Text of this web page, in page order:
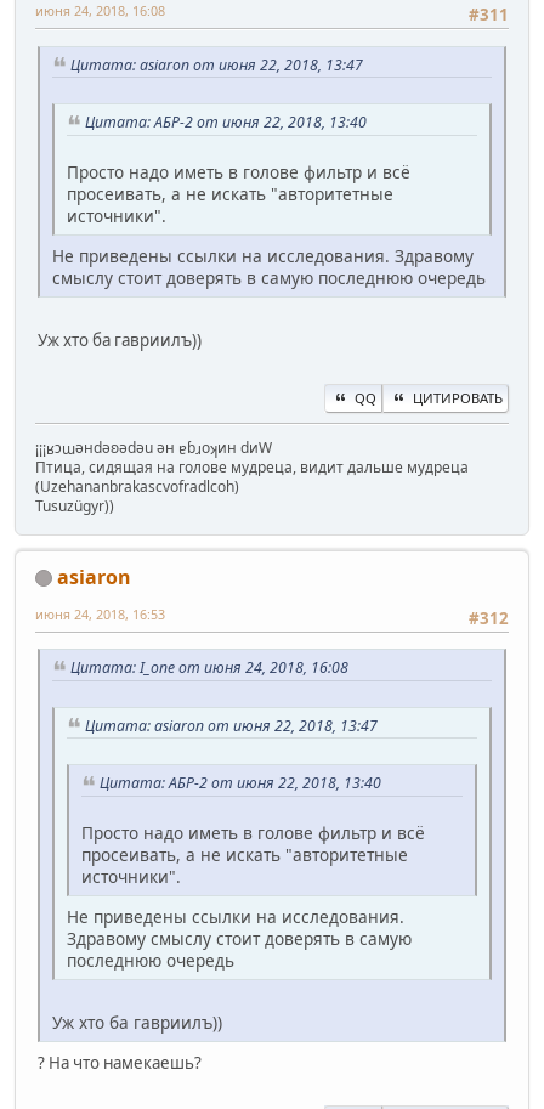
#311
июня 24, 2018, 16:08
Цитата: asiaron от июня 22, 2018, 13:47
Цитата: АБР-2 от июня 22, 2018, 13:40
Просто надо иметь в голове фильтр и всё
просеивать, а не искать "авторитетные
источники".
Не приведены ссылки на исследования. Здравому
смыслу стоит доверять в самую последнюю очередь
Уж хто ба гавриилъ))
QQ ЦИТИРОВАТЬ
¡¡¡ʁɔɯǝнdǝʚǝdǝu ǝн ɐɓɹoʞин dиW
Птица, сидящая на голове мудреца, видит дальше мудреца
(Uzehananbrakascvofradlcoh)
Tusuzügyr))
asiaron
#312
июня 24, 2018, 16:53
Цитата: I_one от июня 24, 2018, 16:08
Цитата: asiaron от июня 22, 2018, 13:47
Цитата: АБР-2 от июня 22, 2018, 13:40
Просто надо иметь в голове фильтр и всё
просеивать, а не искать "авторитетные
источники".
Не приведены ссылки на исследования.
Здравому смыслу стоит доверять в самую
последнюю очередь
Уж хто ба гавриилъ))
? На что намекаешь?